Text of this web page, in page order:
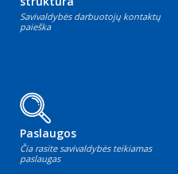
Savivaldybės darbuotojų kontaktų
paieška
Paslaugos
Čia rasite savivaldybės teikiamas
paslaugas